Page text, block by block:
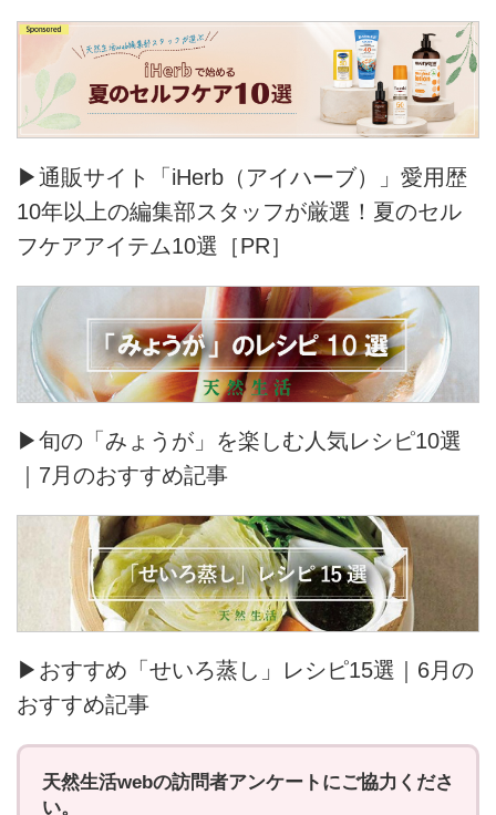
▶通販サイト「iHerb（アイハーブ）」愛用歴
10年以上の編集部スタッフが厳選！夏のセル
フケアアイテム10選［PR］
▶旬の「みょうが」を楽しむ人気レシピ10選
｜7月のおすすめ記事
▶おすすめ「せいろ蒸し」レシピ15選｜6月の
おすすめ記事